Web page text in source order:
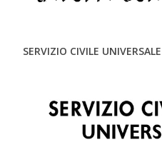
SERVIZIO CIVILE UNIVERSALE